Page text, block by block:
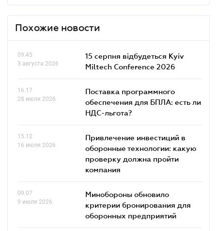
Похожие новости
09.45
3 августа 2026
15 серпня відбудеться Kyiv
Miltech Conference 2026
16.17
28 июля 2026
Поставка программного
обеспечения для БПЛА: есть ли
НДС-льгота?
15.12
16 июля 2026
Привлечение инвестиций в
оборонные технологии: какую
проверку должна пройти
компания
09.07
9 июля 2026
Минобороны обновило
критерии бронирования для
оборонных предприятий